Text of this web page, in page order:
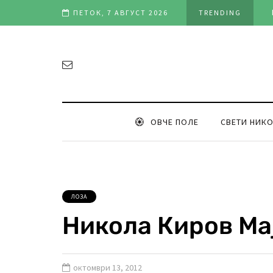
ПЕТОК, 7 АВГУСТ 2026 TRENDING
на „Овчеполско оро“ (фото & видео)
ОВЧЕ ПОЛЕ СВЕТИ
ЛОЗА
Никола Киров
октомври 13, 2012